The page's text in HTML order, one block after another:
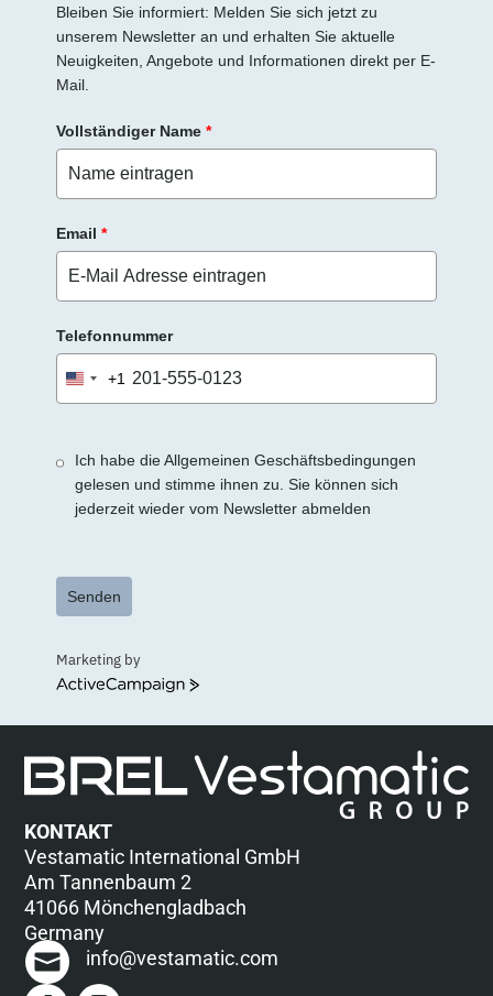
d
e
e
Bleiben Sie informiert: Melden Sie sich jetzt zu
unserem Newsletter an und erhalten Sie aktuelle
Neuigkeiten, Angebote und Informationen direkt per E-
Mail.
Vollständiger Name *
Email *
Telefonnummer
United
States
+1
Ich habe die Allgemeinen Geschäftsbedingungen
gelesen und stimme ihnen zu. Sie können sich
jederzeit wieder vom Newsletter abmelden
Senden
Marketing by
ActiveCampaign
KONTAKT
Vestamatic International GmbH
Am Tannenbaum 2
41066 Mönchengladbach
Germany
info@vestamatic.com